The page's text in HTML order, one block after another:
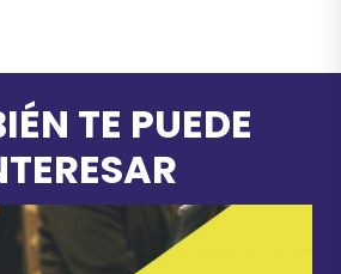
TE PUEDE